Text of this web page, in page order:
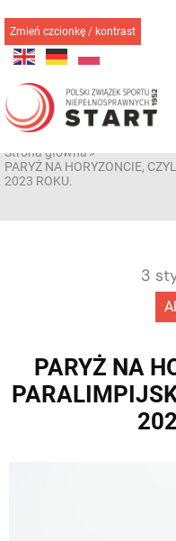
do
treści
Zmień czcionkę / kontrast
Strona główna»
PARYŻ NA HORYZONCIE,
2023 ROKU.
3
PARYŻ NA